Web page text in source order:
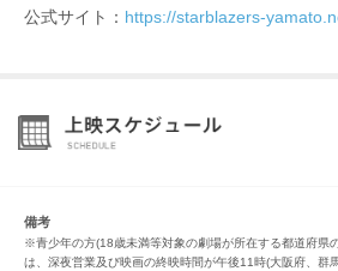
公式サイト： https://starblazers-
備考
※青少年の方(18歳未満等対象の劇場が所在する都道府県
は、深夜営業及び映画の終映時間が午後11時(大阪府、群